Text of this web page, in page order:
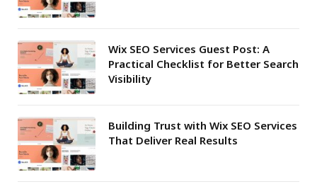
Wix SEO Services Guest Post: A
Practical Checklist for Better Search
Visibility
Building Trust with Wix SEO Services
That Deliver Real Results